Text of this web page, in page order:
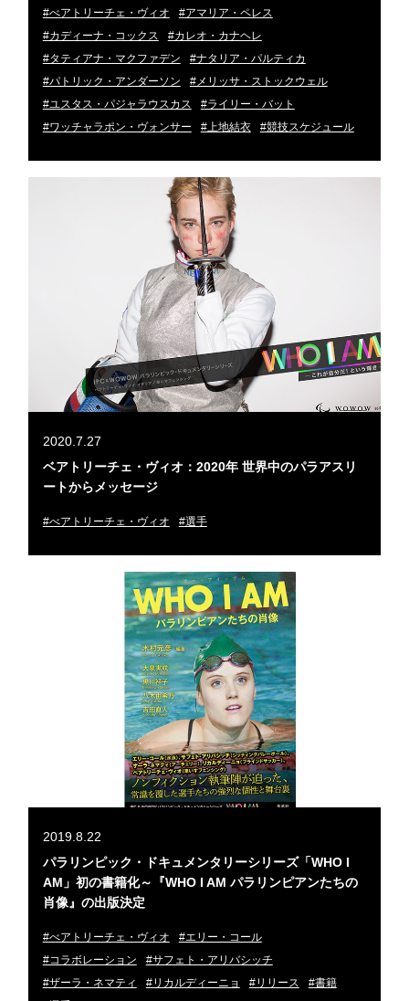
#べアトリーチェ・ヴィオ
#アマリア・ペレス
#カディーナ・コックス
#カレオ・カナヘレ
#タティアナ・マクファデン
#ナタリア・パルティカ
#パトリック・アンダーソン
#メリッサ・ストックウェル
#ユスタス・パジャラウスカス
#ライリー・バット
#ワッチャラポン・ヴォンサー
#上地結衣 #競技スケジュール
2020.7.27
ベアトリーチェ・ヴィオ：2020年 世界中のパラアスリ
ートからメッセージ
#べアトリーチェ・ヴィオ #選手
2019.8.22
パラリンピック・ドキュメンタリーシリーズ「WHO I
AM」初の書籍化～『WHO I AM パラリンピアンたちの
肖像』の出版決定
#べアトリーチェ・ヴィオ
#エリー・コール
#コラボレーション
#サフェト・アリバシッチ
#ザーラ・ネマティ
#リカルディーニョ #リリース
#書籍